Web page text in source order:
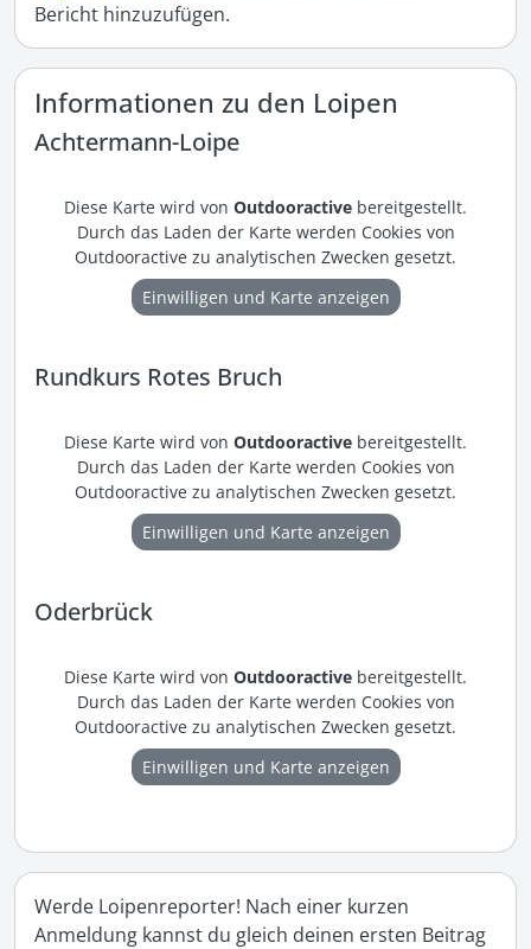
Bericht hinzuzufügen.
Informationen zu den Loipen
Achtermann-Loipe
Diese Karte wird von Outdooractive bereitgestellt.
Durch das Laden der Karte werden Cookies von
Outdooractive zu analytischen Zwecken gesetzt.
Einwilligen und Karte anzeigen
Rundkurs Rotes Bruch
Diese Karte wird von Outdooractive bereitgestellt.
Durch das Laden der Karte werden Cookies von
Outdooractive zu analytischen Zwecken gesetzt.
Einwilligen und Karte anzeigen
Oderbrück
Diese Karte wird von Outdooractive bereitgestellt.
Durch das Laden der Karte werden Cookies von
Outdooractive zu analytischen Zwecken gesetzt.
Einwilligen und Karte anzeigen
Werde Loipenreporter! Nach einer kurzen
Anmeldung kannst du gleich deinen ersten Beitrag